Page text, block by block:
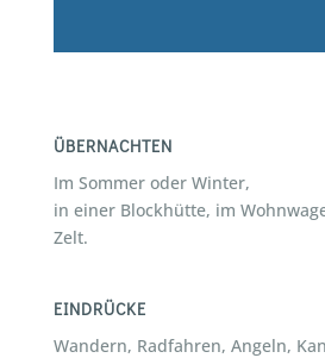
ÜBERNACHTEN
Im Sommer oder Winter,
in einer Blockhütte, im
Zelt.
EINDRÜCKE
Wandern, Radfahren, Angeln,